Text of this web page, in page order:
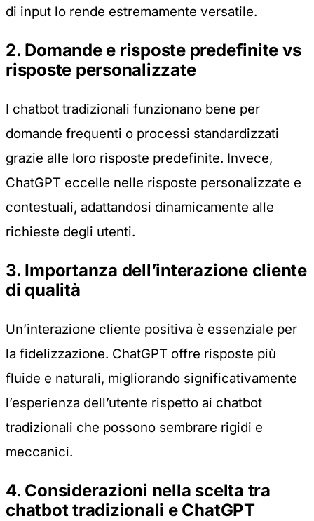
di input lo rende estremamente versatile.
2. Domande e risposte predefinite vs
risposte personalizzate
I chatbot tradizionali funzionano bene per
domande frequenti o processi standardizzati
grazie alle loro risposte predefinite. Invece,
ChatGPT eccelle nelle risposte personalizzate e
contestuali, adattandosi dinamicamente alle
richieste degli utenti.
3. Importanza dell’interazione cliente
di qualità
Un’interazione cliente positiva è essenziale per
la fidelizzazione. ChatGPT offre risposte più
fluide e naturali, migliorando significativamente
l’esperienza dell’utente rispetto ai chatbot
tradizionali che possono sembrare rigidi e
meccanici.
4. Considerazioni nella scelta tra
chatbot tradizionali e ChatGPT